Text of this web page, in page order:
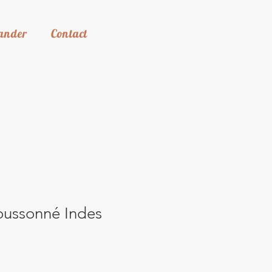
Contact
Indes